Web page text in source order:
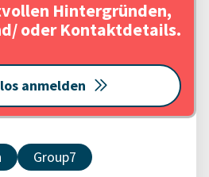
Hintergründen,
oder Kontaktdetails.
anmelden
Group7